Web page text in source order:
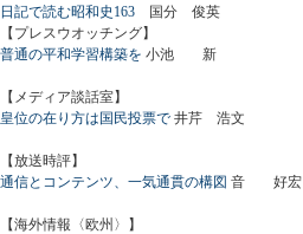
日記で読む昭和史163 国分 俊英
【プレスウオッチング】
普通の平和学習構築を 小池 新
【メディア談話室】
皇位の在り方は国民投票で 井芹 浩文
【放送時評】
通信とコンテンツ、一気通貫の構図 音 好宏
【海外情報〈欧州〉】